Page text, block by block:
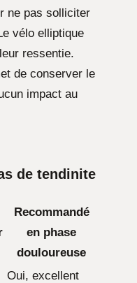
ne pas solliciter
vélo elliptique
ressentie.
de conserver le
impact au
de tendinite
Recommandé
en phase
douloureuse
Oui, excellent